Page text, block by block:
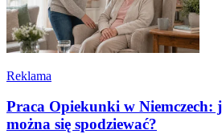
Reklama
Praca Opiekunki w Niemczech:
można się spodziewać?